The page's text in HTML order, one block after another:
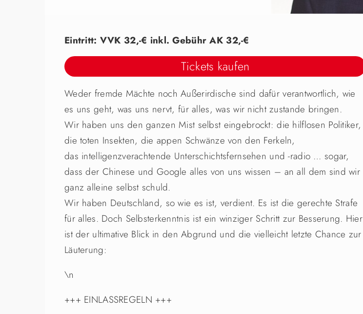
Eintritt: VVK 32,-€ inkl. Gebühr AK 32,-€
Tickets kaufen
Weder fremde Mächte noch Außerirdische sind dafür verantwortlich, wie
es uns geht, was uns nervt, für alles, was wir nicht zustande bringen.
Wir haben uns den ganzen Mist selbst eingebrockt: die hilflosen Politiker,
die toten Insekten, die appen Schwänze von den Ferkeln,
das intelligenzverachtende Unterschichtsfernsehen und -radio … sogar,
dass der Chinese und Google alles von uns wissen – an all dem sind wir
ganz alleine selbst schuld.
Wir haben Deutschland, so wie es ist, verdient. Es ist die gerechte Strafe
für alles. Doch Selbsterkenntnis ist ein winziger Schritt zur Besserung. Hier
ist der ultimative Blick in den Abgrund und die vielleicht letzte Chance zur
Läuterung:
\n
+++ EINLASSREGELN +++